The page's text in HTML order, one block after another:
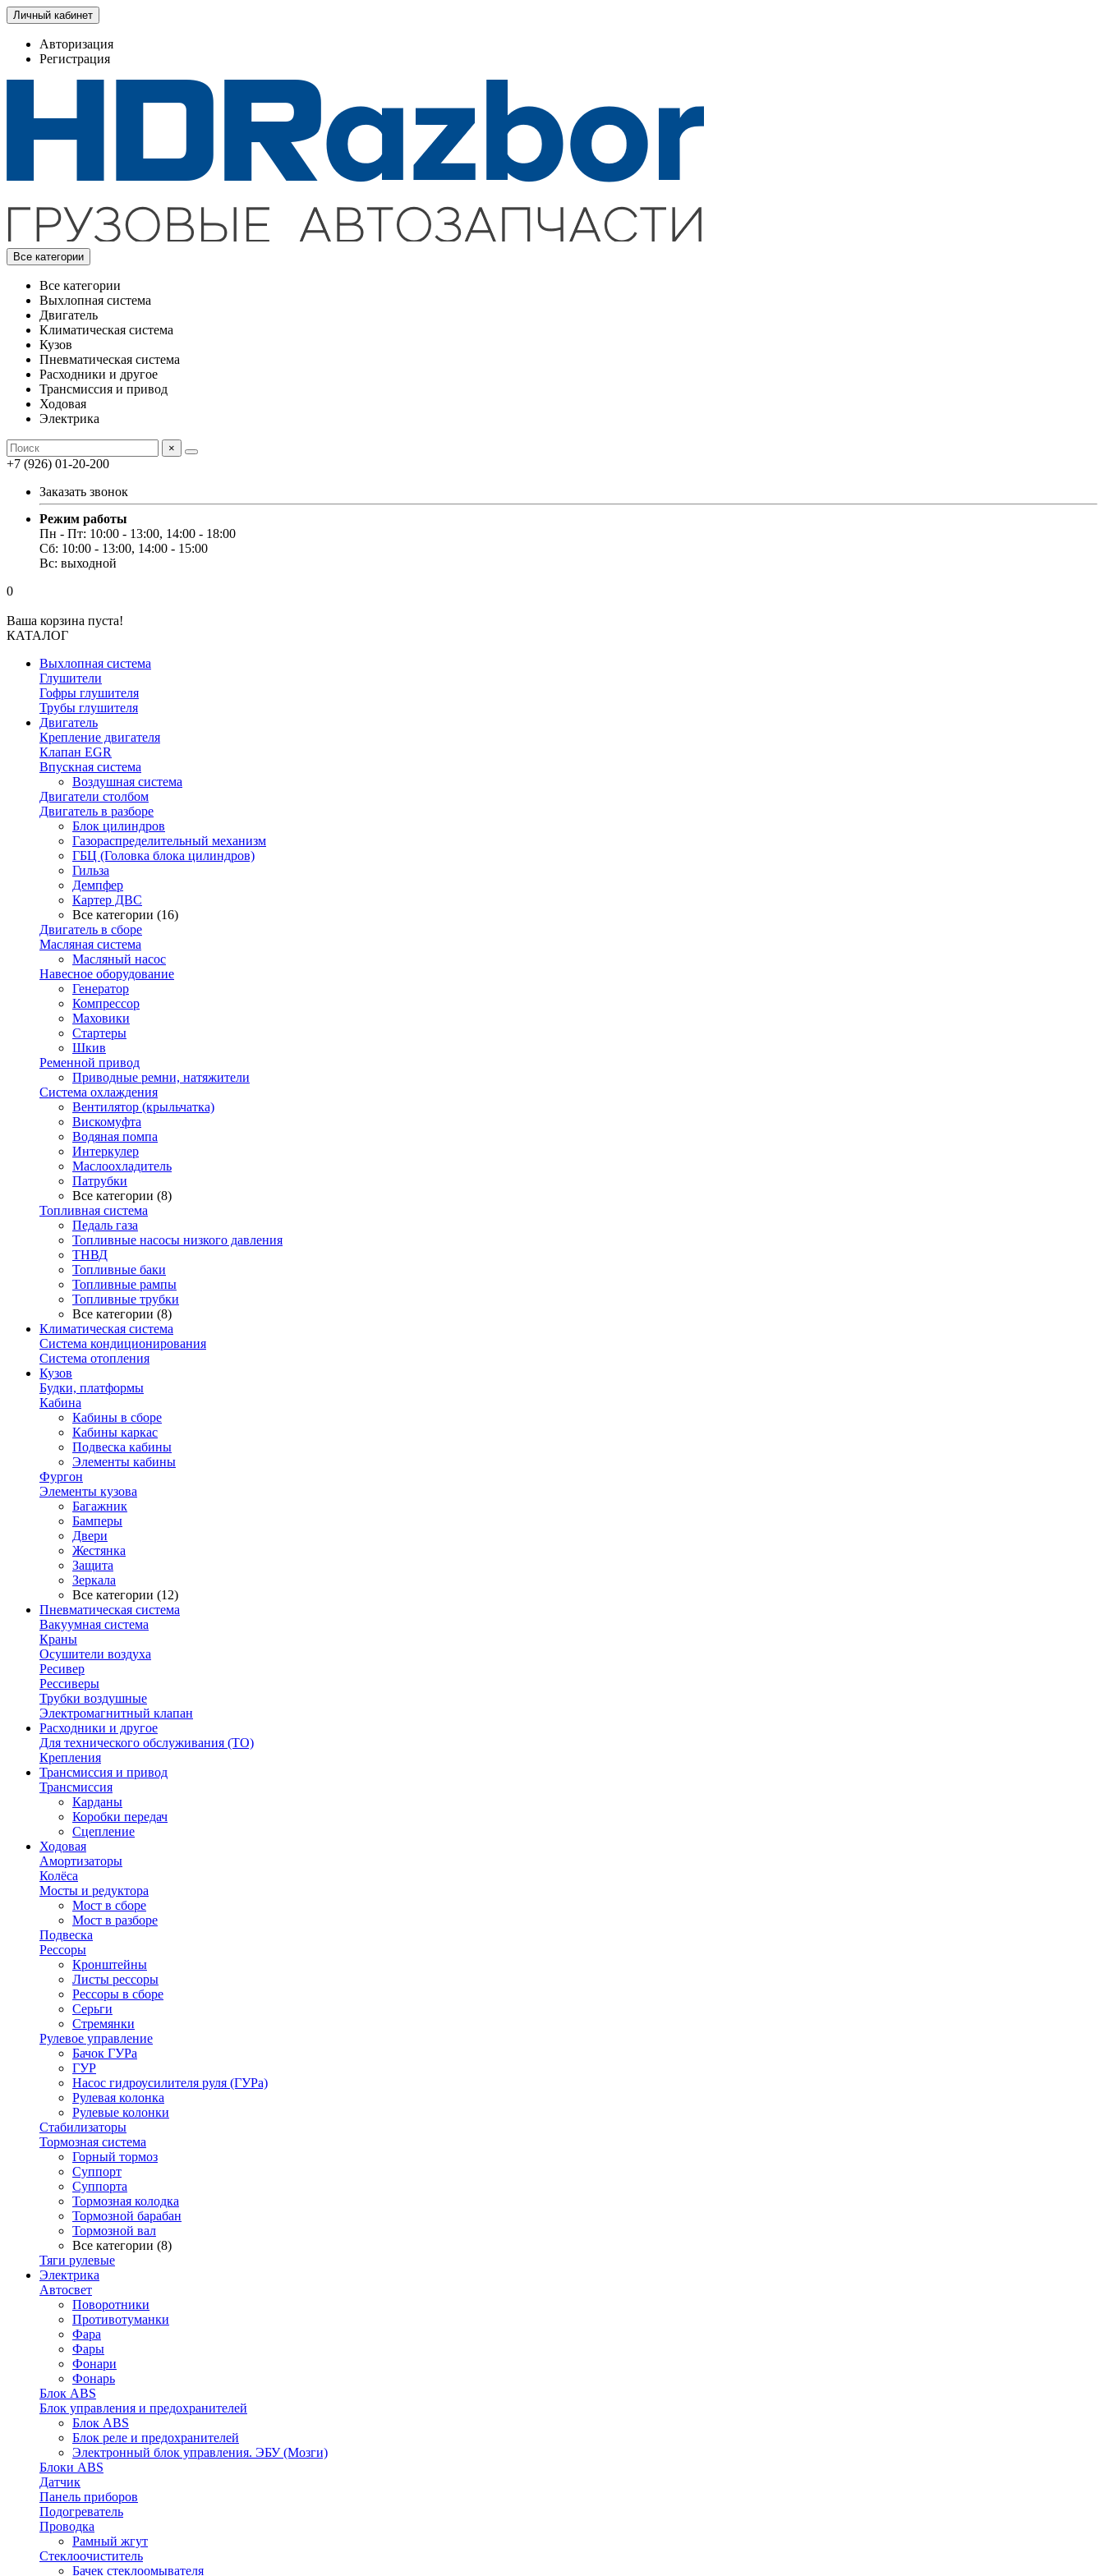
Личный кабинет
Авторизация
Регистрация
Все категории
Все категории
Выхлопная система
Двигатель
Климатическая система
Кузов
Пневматическая система
Расходники и другое
Трансмиссия и привод
Ходовая
Электрика
×
+7 (926) 01-20-200
Заказать звонок
Режим работы
Пн - Пт: 10:00 - 13:00, 14:00 - 18:00
Сб: 10:00 - 13:00, 14:00 - 15:00
Вс: выходной
0
Ваша корзина пуста!
КАТАЛОГ
Выхлопная система
Глушители
Гофры глушителя
Трубы глушителя
Двигатель
Крепление двигателя
Клапан EGR
Впускная система
Воздушная система
Двигатели столбом
Двигатель в разборе
Блок цилиндров
Газораспределительный механизм
ГБЦ (Головка блока цилиндров)
Гильза
Демпфер
Картер ДВС
Все категории (16)
Двигатель в сборе
Масляная система
Масляный насос
Навесное оборудование
Генератор
Компрессор
Маховики
Стартеры
Шкив
Ременной привод
Приводные ремни, натяжители
Система охлаждения
Вентилятор (крыльчатка)
Вискомуфта
Водяная помпа
Интеркулер
Маслоохладитель
Патрубки
Все категории (8)
Топливная система
Педаль газа
Топливные насосы низкого давления
ТНВД
Топливные баки
Топливные рампы
Топливные трубки
Все категории (8)
Климатическая система
Система кондиционирования
Система отопления
Кузов
Будки, платформы
Кабина
Кабины в сборе
Кабины каркас
Подвеска кабины
Элементы кабины
Фургон
Элементы кузова
Багажник
Бамперы
Двери
Жестянка
Защита
Зеркала
Все категории (12)
Пневматическая система
Вакуумная система
Краны
Осушители воздуха
Ресивер
Рессиверы
Трубки воздушные
Электромагнитный клапан
Расходники и другое
Для технического обслуживания (ТО)
Крепления
Трансмиссия и привод
Трансмиссия
Карданы
Коробки передач
Сцепление
Ходовая
Амортизаторы
Колёса
Мосты и редуктора
Мост в сборе
Мост в разборе
Подвеска
Рессоры
Кронштейны
Листы рессоры
Рессоры в сборе
Серьги
Стремянки
Рулевое управление
Бачок ГУРа
ГУР
Насос гидроусилителя руля (ГУРа)
Рулевая колонка
Рулевые колонки
Стабилизаторы
Тормозная система
Горный тормоз
Суппорт
Суппорта
Тормозная колодка
Тормозной барабан
Тормозной вал
Все категории (8)
Тяги рулевые
Электрика
Автосвет
Поворотники
Противотуманки
Фара
Фары
Фонари
Фонарь
Блок ABS
Блок управления и предохранителей
Блок ABS
Блок реле и предохранителей
Электронный блок управления. ЭБУ (Мозги)
Блоки ABS
Датчик
Панель приборов
Подогреватель
Проводка
Рамный жгут
Стеклоочиститель
Бачек стеклоомывателя